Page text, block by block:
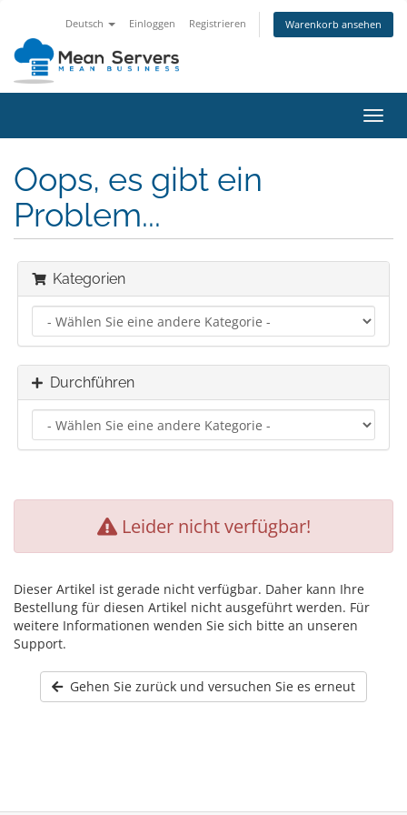
Deutsch Einloggen Registrieren Warenkorb ansehen
ein-/
Oops, es gibt ein
Problem...
Kategorien
Durchführen
Leider nicht verfügbar!
Dieser Artikel ist gerade nicht verfügbar. Daher kann Ihre
Bestellung für diesen Artikel nicht ausgeführt werden. Für
weitere Informationen wenden Sie sich bitte an unseren
Support.
Gehen Sie zurück und versuchen Sie es erneut